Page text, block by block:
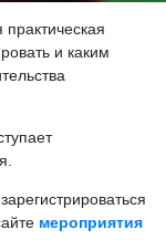
и каким
мероприятия